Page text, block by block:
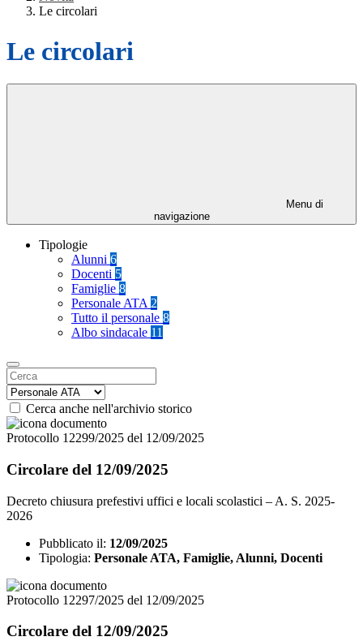
Le circolari
Le circolari
Menu di
navigazione
Tipologie
Alunni 6
Docenti 5
Famiglie 8
Personale ATA 2
Tutto il personale 8
Albo sindacale 11
Cerca anche nell'archivio storico
Protocollo 12299/2025 del 12/09/2025
Circolare del 12/09/2025
Decreto chiusura prefestivi uffici e locali scolastici – A. S. 2025-
2026
Pubblicato il: 12/09/2025
Tipologia: Personale ATA, Famiglie, Alunni, Docenti
Protocollo 12297/2025 del 12/09/2025
Circolare del 12/09/2025